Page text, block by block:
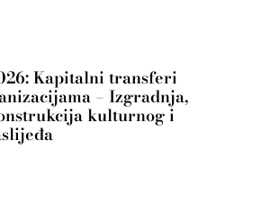
Kapitalni transferi
– Izgradnja,
kulturnog i